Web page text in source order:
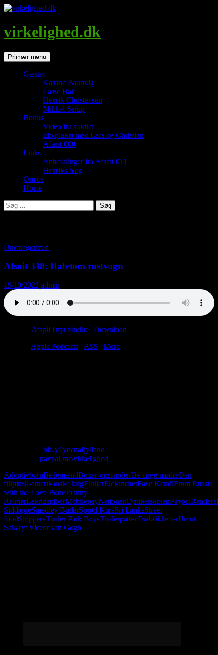
Hop
indhold
virkelighed.dk
SøgPrimær menu
Gæster
Katrine Baunvig
Lasse Bak
Henrik Christensen
Mikkel Serup
Bonus
Video fra studiet
Idolplakat med Lars og Christian
Afsnit 000
Links
Anbefalinger fra Afsnit 011
Henriks blog
Om os
Home
Søg
efter:
Uncategorized
Afsnit 338: Halvtom rustvogn
19/10/2022 admin
Afspil i nyt vindue Download
Apple Podcasts RSS
More
bit.ly/lydenafjylland
paypal.me/virkelighed
AdoptivbørnBedemændBoxer-opstandenDe unge mødreDen
filipinsk-amerikanske krigElbilerElektricitetFaxe KondiFrom Russia
with the Love BoneJohnny
ReimarLakridspiberMobilepayNationenOptikerskolenPaypalRanders
SiddiqueSmedley ButlerSprød KursSri LankaStreet
foodStrippereTrailer Park BoysTrailerpatterTræbrikketterUmut
SakaryaVicent van Gogh